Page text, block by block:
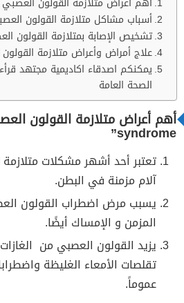
أسباب مشاكل متلازمة القولون
تشخيص الإصابة بمتلازمة القولون
علاج أمراض وأعراض متلازمة
يمكنكم اصدقاء اكاديمية مجتهد
الصحة العامة
syndrome”
تعتبر أحد أشهر مشكلات
آلام مزمنة في البطن.
يسبب مرض اضطراب القولون
المزمن و الإمساك أيضًا.
يزيد القولون العصبي من
تقلصات الأمعاء الغليظة
عموماً.